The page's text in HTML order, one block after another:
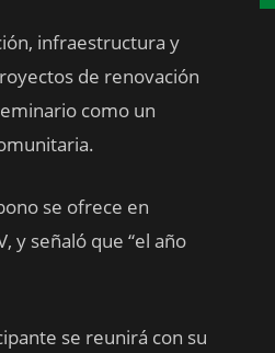
infraestructura y
de renovación
como un
se ofrece en
y señaló que “el año
se reunirá con su